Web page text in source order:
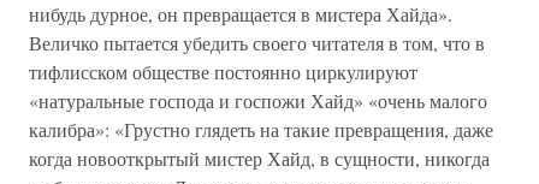
нибудь дурное, он превращается в мистера Хайда».
Величко пытается убедить своего читателя в том, что в
тифлисском обществе постоянно циркулируют
«натуральные господа и госпожи Хайд» «очень малого
калибра»: «Грустно глядеть на такие превращения, даже
когда новооткрытый мистер Хайд, в сущности, никогда